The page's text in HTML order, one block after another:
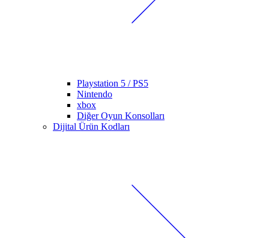
Playstation 5 / PS5
Nintendo
xbox
Diğer Oyun Konsolları
Dijital Ürün Kodları